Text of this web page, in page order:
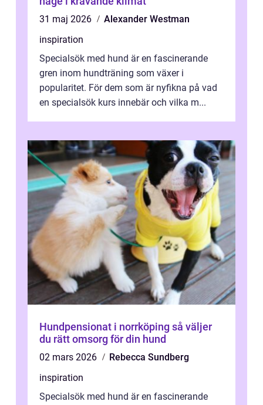
31 maj 2026
Alexander Westman
inspiration
Specialsök med hund är en fascinerande
gren inom hundträning som växer i
popularitet. För dem som är nyfikna på vad
en specialsök kurs innebär och vilka m...
Hundpensionat i norrköping så väljer
du rätt omsorg för din hund
02 mars 2026
Rebecca Sundberg
inspiration
Specialsök med hund är en fascinerande